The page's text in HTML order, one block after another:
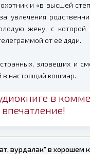
и «в высшей
увлечения
жену, с
от её дяди.
зловещих и
настоящий кошмар.
в
вурдалак" в хорошем